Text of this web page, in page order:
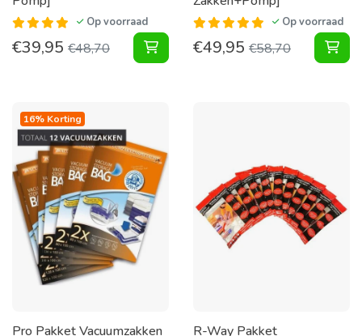
Op voorraad
€39,95 €48,70 Pakket Vacuumzakken Travel [Set
Op voorraad
€49,95 €58,70
16% Korting
Pro Pakket Vacuumzakken
R-Way Pakket